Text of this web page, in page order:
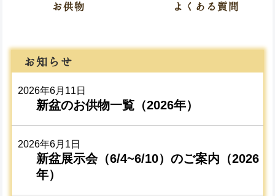
お供物 よくある質問
お知らせ
2026年6月11日
新盆のお供物一覧（2026年）
2026年6月1日
新盆展示会（6/4~6/10）のご案内（2026
年）